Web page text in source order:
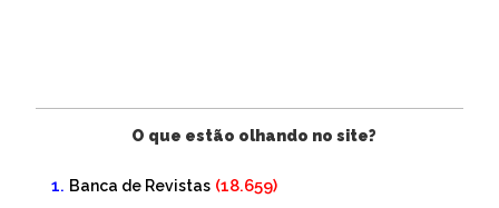
O que estão olhando no site?
Banca de Revistas (18.659)